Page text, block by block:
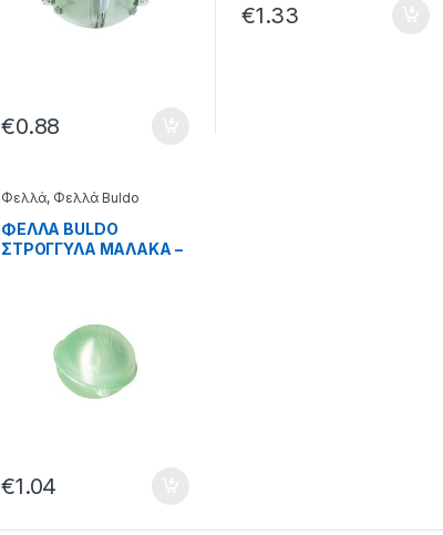
€0.88
€1.33
Φελλά, Φελλά Buldo
ΦΕΛΛΑ BULDO
ΣΤΡΟΓΓΥΛΑ ΜΑΛΑΚΑ –
€1.04